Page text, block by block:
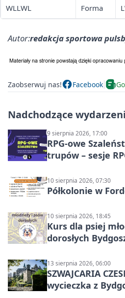
WLLWL Forma
Autor:redakcja sportowa
Zaobserwuj nas! Facebook
Nadchodzące
9 sierpnia 2026, 17:00
RPG-owe
trupów – sesje
10 sierpnia 2026, 07:30
Półkolonie w
10 sierpnia 2026, 18:45
Kurs dla psiej
dorosłych
13 sierpnia 2026, 06:00
SZWAJCARIA
wycieczka z